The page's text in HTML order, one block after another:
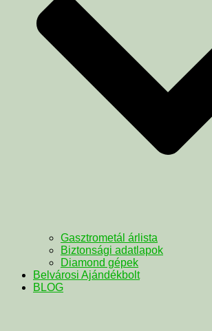
Gasztrometál árlista
Biztonsági adatlapok
Diamond gépek
Belvárosi Ajándékbolt
BLOG